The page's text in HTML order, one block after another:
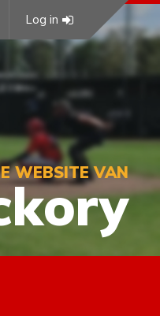
WEBSITE VAN
Log in